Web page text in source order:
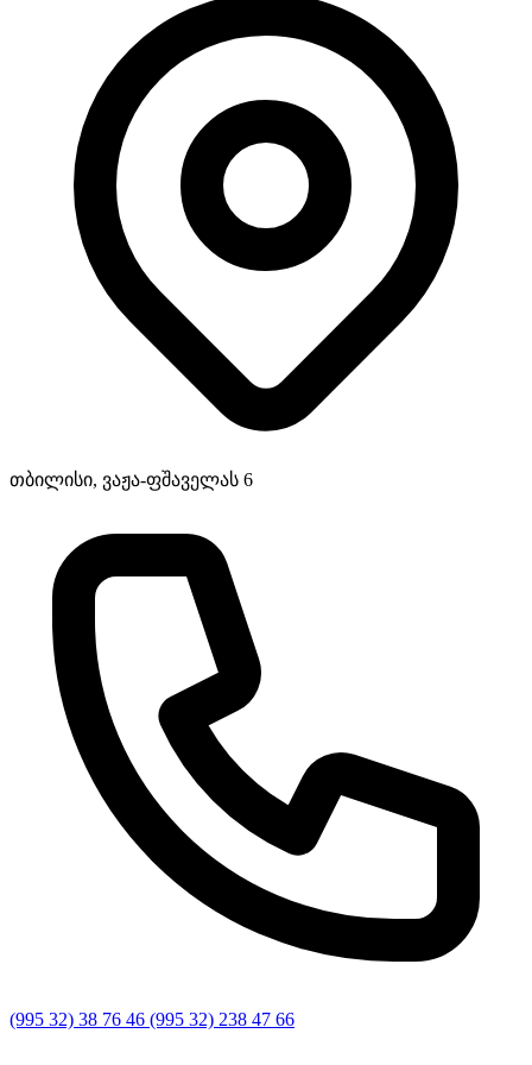
თბილისი, ვაჟა-ფშაველას 6
(995 32) 38 76 46 (995 32) 238 47 66